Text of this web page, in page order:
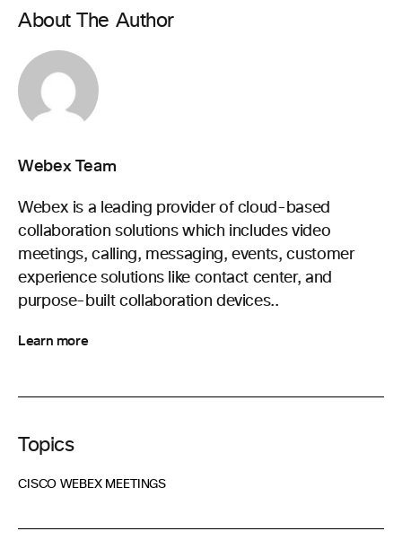
About The Author
Webex Team
Webex is a leading provider of cloud-based
collaboration solutions which includes video
meetings, calling, messaging, events, customer
experience solutions like contact center, and
purpose-built collaboration devices..
Learn more
Topics
CISCO WEBEX MEETINGS